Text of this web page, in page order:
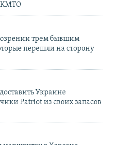
трем бывшим
перешли на сторону
Украине
Patriot из своих запасов